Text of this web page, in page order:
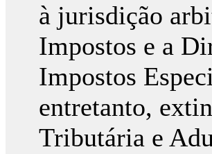
à jurisdição
Impostos e a
Impostos
entretanto,
Tributária e